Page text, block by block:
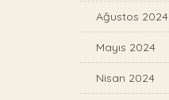
Ağustos 2024
Mayıs 2024
Nisan 2024